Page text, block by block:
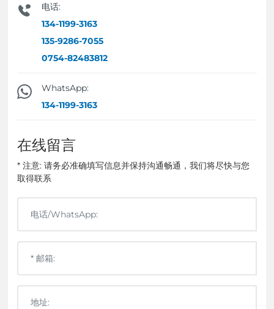
电话:
134-1199-3163
135-9286-7055
0754-82483812
WhatsApp:
134-1199-3163
在线留言
* 注意: 请务必准确填写信息并保持沟通畅通，我们将尽快与您
取得联系